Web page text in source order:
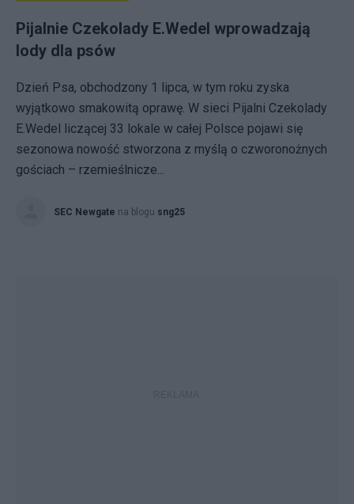
Pijalnie Czekolady E.Wedel wprowadzają
lody dla psów
Dzień Psa, obchodzony 1 lipca, w tym roku zyska
wyjątkowo smakowitą oprawę. W sieci Pijalni Czekolady
E.Wedel liczącej 33 lokale w całej Polsce pojawi się
sezonowa nowość stworzona z myślą o czworonożnych
gościach – rzemieślnicze...
SEC Newgate na blogu sng25